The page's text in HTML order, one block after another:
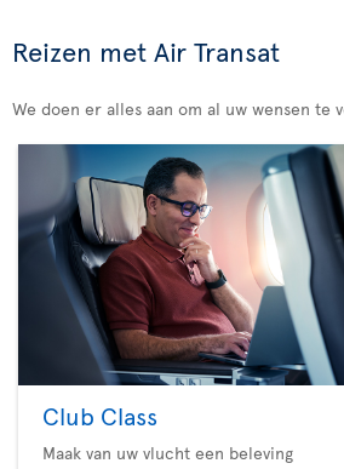
Reizen met Air Transat
We doen er alles aan om al uw wensen te
Club Class
Maak van uw vlucht een beleving